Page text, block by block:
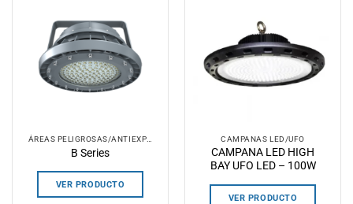
B Series
VER PRODUCTO
CAMPANAS LED/UFO
CAMPANA LED HIGH
BAY UFO LED – 100W
VER PRODUCTO